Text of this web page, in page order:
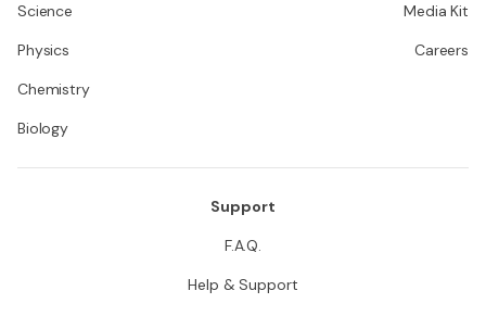
Science
Physics
Chemistry
Biology
Media Kit
Careers
Support
F.A.Q.
Help & Support